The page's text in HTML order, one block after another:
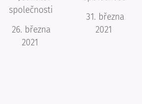
společnosti
26. března
2021
31. března
2021